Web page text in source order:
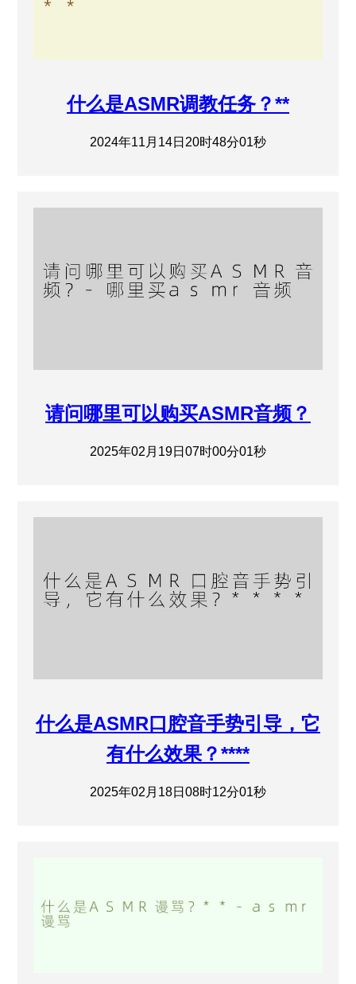
什么是ASMR调教任务？**
2024年11月14日20时48分01秒
请问哪里可以购买ASMR音频？
2025年02月19日07时00分01秒
什么是ASMR口腔音手势引导，它
有什么效果？****
2025年02月18日08时12分01秒